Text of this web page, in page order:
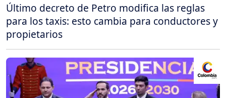
Último decreto de Petro modifica las reglas
para los taxis: esto cambia para conductores y
propietarios